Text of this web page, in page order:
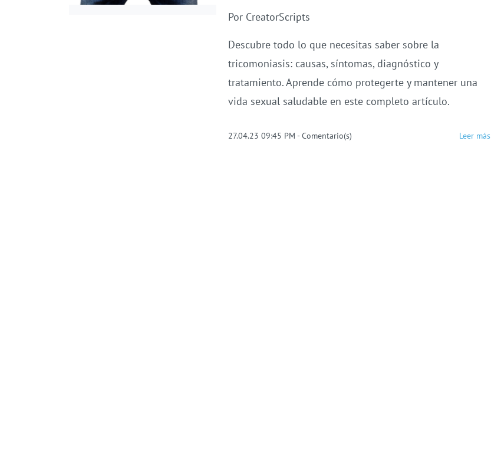
Por CreatorScripts
Descubre todo lo que necesitas saber sobre la
tricomoniasis: causas, síntomas, diagnóstico y
tratamiento. Aprende cómo protegerte y mantener una
vida sexual saludable en este completo artículo.
27.04.23 09:45 PM-Comentario(s) Leer más